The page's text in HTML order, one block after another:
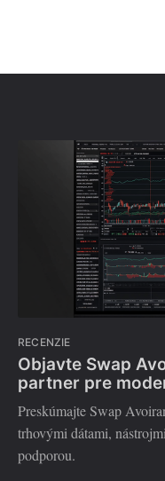
RECENZIE
Objavte Swap
partner pre
Preskúmajte Swap
trhovými dátami,
podporou.